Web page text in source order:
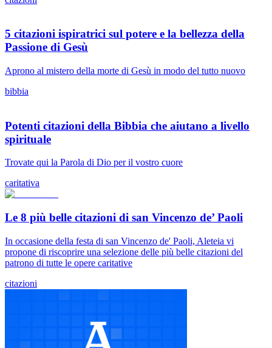
5 citazioni ispiratrici sul potere e la bellezza della
Passione di Gesù
Aprono al mistero della morte di Gesù in modo del tutto nuovo
bibbia
Potenti citazioni della Bibbia che aiutano a livello
spirituale
Trovate qui la Parola di Dio per il vostro cuore
caritativa
Le 8 più belle citazioni di san Vincenzo de’ Paoli
In occasione della festa di san Vincenzo de' Paoli, Aleteia vi
propone di riscoprire una selezione delle più belle citazioni del
patrono di tutte le opere caritative
citazioni